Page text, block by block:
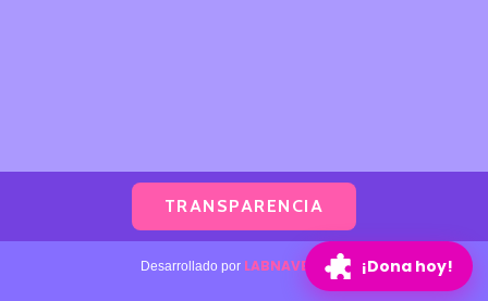
TRANSPARENCIA
Desarrollado por LABNAVE.COM ¡Dona hoy!